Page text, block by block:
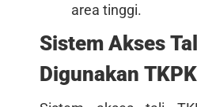
area tinggi.
Sistem Akses
Digunakan TKPK